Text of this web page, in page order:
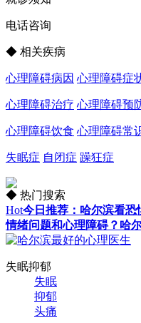
电话咨询
◆ 相关疾病
心理障碍病因 心理障碍症
心理障碍治疗 心理障碍预
心理障碍饮食 心理障碍常
失眠症 自闭症 躁狂症
◆ 热门搜索
Hot今日推荐：哈尔滨看恐
情绪问题和心理障碍？哈
失眠抑郁
失眠
抑郁
头痛